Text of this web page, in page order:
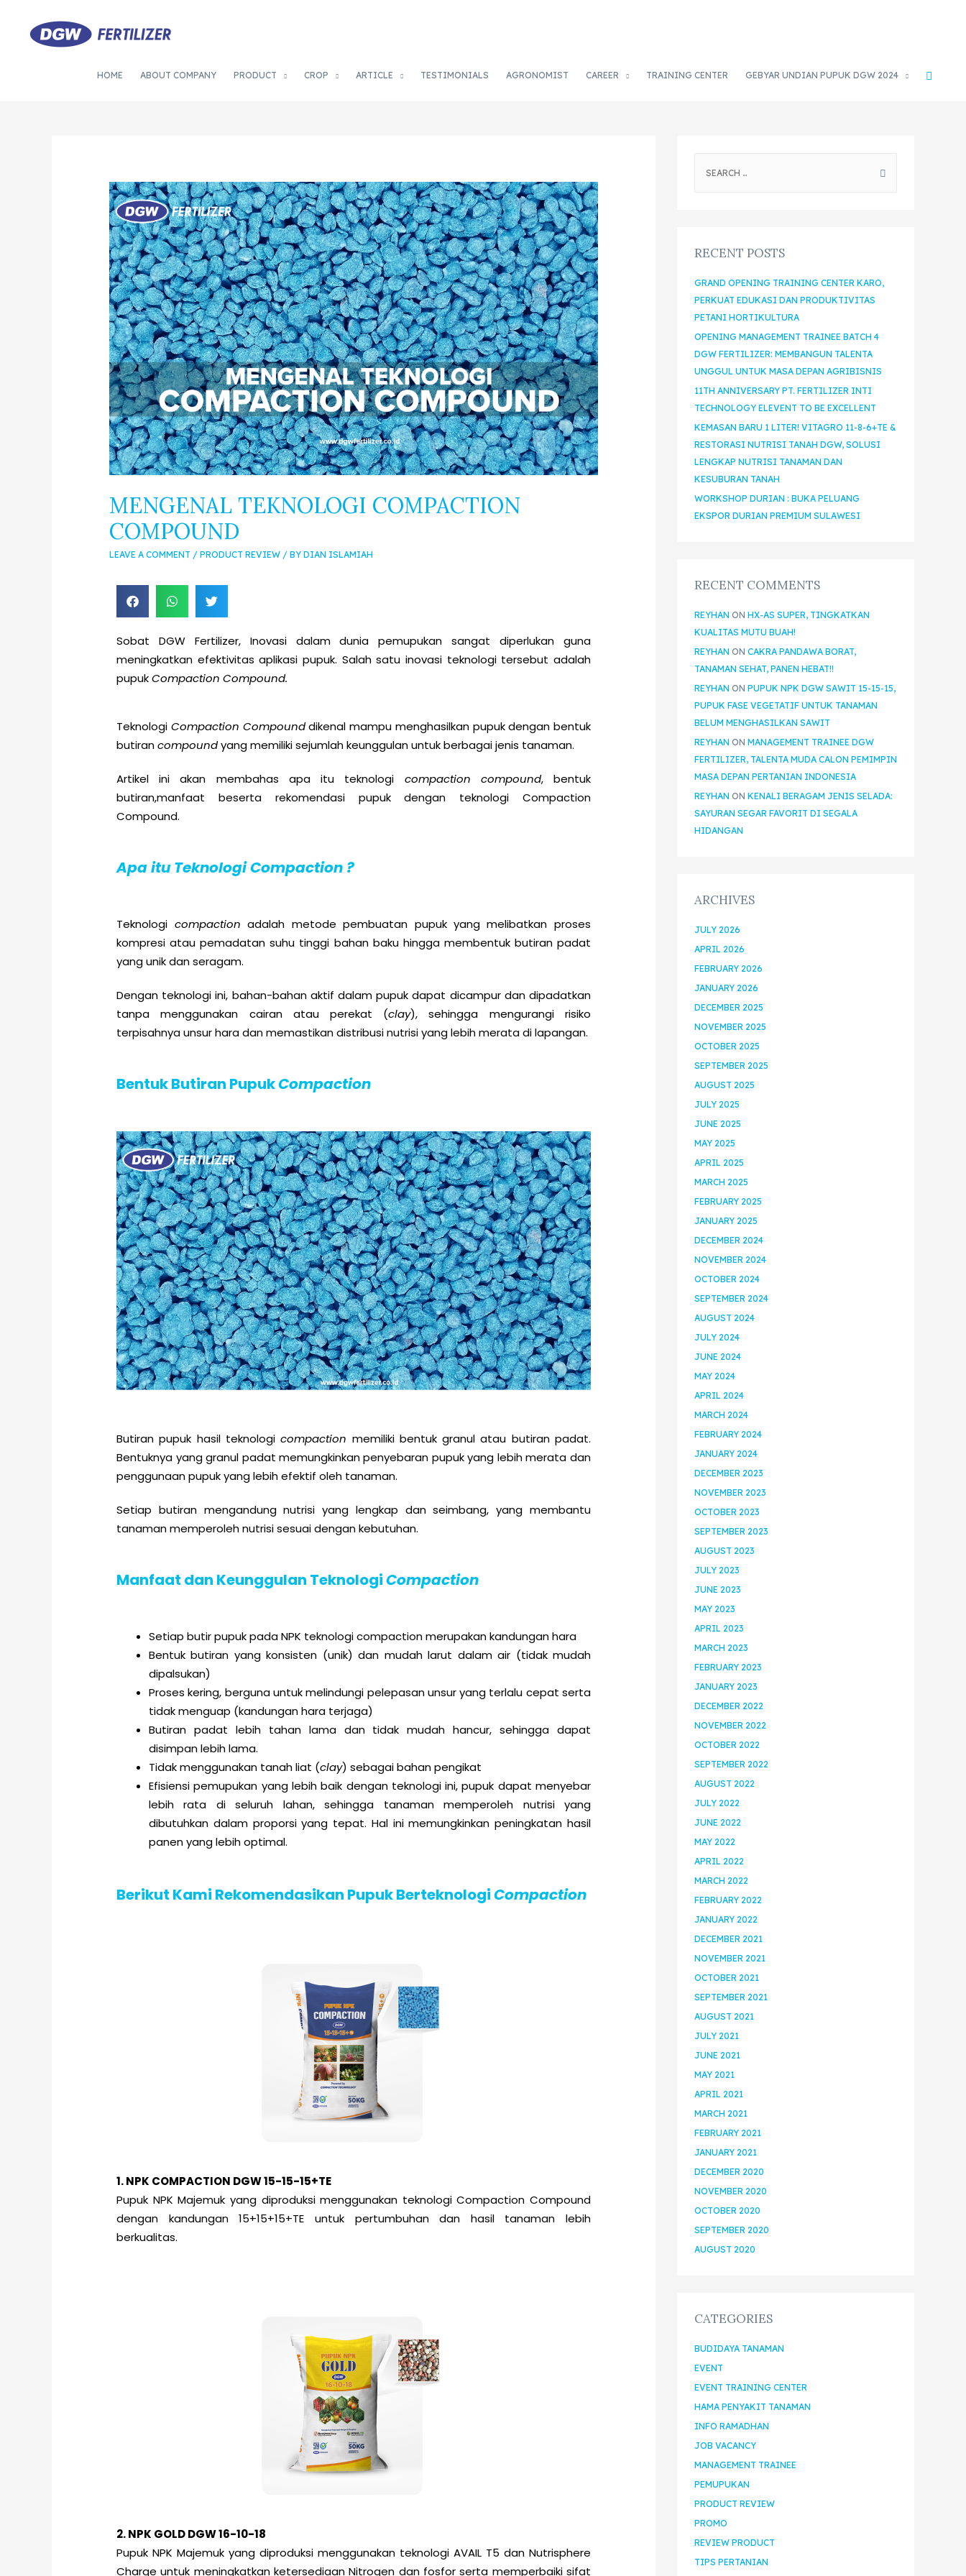
HOME ABOUT COMPANY PRODUCT CROP ARTICLE TESTIMONIALS AGRONOMIST CAREER TRAINING CENTER GEBYAR UNDIAN PUPUK DGW 2024
MENGENAL TEKNOLOGI COMPACTION
COMPOUND
LEAVE A COMMENT /PRODUCT REVIEW / BYDIAN ISLAMIAH
Sobat DGW Fertilizer, Inovasi dalam dunia pemupukan sangat diperlukan guna
meningkatkan efektivitas aplikasi pupuk. Salah satu inovasi teknologi tersebut adalah
pupukCompaction Compound.
Teknologi Compaction Compounddikenal mampu menghasilkan pupuk dengan bentuk
butirancompoundyang memiliki sejumlah keunggulan untuk berbagai jenis tanaman.
Artikel ini akan membahas apa itu teknologi compaction compound, bentuk
butiran,manfaat beserta rekomendasi pupuk dengan teknologi Compaction
Compound.
Apa itu Teknologi Compaction ?
Teknologi compaction adalah metode pembuatan pupuk yang melibatkan proses
kompresi atau pemadatan suhu tinggi bahan baku hingga membentuk butiran padat
yang unik dan seragam.
Dengan teknologi ini, bahan-bahan aktif dalam pupuk dapat dicampur dan dipadatkan
tanpa menggunakan cairan atau perekat (clay), sehingga mengurangi risiko
terpisahnya unsur hara dan memastikan distribusi nutrisi yang lebih merata di lapangan.
Bentuk Butiran PupukCompaction
Butiran pupuk hasil teknologicompaction memiliki bentuk granul atau butiran padat.
Bentuknya yang granul padat memungkinkan penyebaran pupuk yang lebih merata dan
penggunaan pupuk yang lebih efektif oleh tanaman.
Setiap butiran mengandung nutrisi yang lengkap dan seimbang, yang membantu
tanaman memperoleh nutrisi sesuai dengan kebutuhan.
Manfaat dan Keunggulan TeknologiCompaction
Setiap butir pupuk pada NPK teknologi compaction merupakan kandungan hara
Bentuk butiran yang konsisten (unik) dan mudah larut dalam air (tidak mudah
dipalsukan)
Proses kering, berguna untuk melindungi pelepasan unsur yang terlalu cepat serta
tidak menguap (kandungan hara terjaga)
Butiran padat lebih tahan lama dan tidak mudah hancur, sehingga dapat
disimpan lebih lama.
Tidak menggunakan tanah liat (clay) sebagai bahan pengikat
Efisiensi pemupukan yang lebih baik dengan teknologi ini, pupuk dapat menyebar
lebih rata di seluruh lahan, sehingga tanaman memperoleh nutrisi yang
dibutuhkan dalam proporsi yang tepat. Hal ini memungkinkan peningkatan hasil
panen yang lebih optimal.
Berikut Kami Rekomendasikan Pupuk BerteknologiCompaction
1. NPK COMPACTION DGW 15-15-15+TE
Pupuk NPK Majemuk yang diproduksi menggunakan teknologi Compaction Compound
dengan kandungan 15+15+15+TE untuk pertumbuhan dan hasil tanaman lebih
berkualitas.
2. NPK GOLD DGW 16-10-18
Pupuk NPK Majemuk yang diproduksi menggunakan teknologi AVAIL T5 dan Nutrisphere
Charge untuk meningkatkan ketersediaan Nitrogen dan fosfor serta memperbaiki sifat
RECENT POSTS
GRAND OPENING TRAINING CENTER KARO,
PERKUAT EDUKASI DAN PRODUKTIVITAS
PETANI HORTIKULTURA
OPENING MANAGEMENT TRAINEE BATCH 4
DGW FERTILIZER: MEMBANGUN TALENTA
UNGGUL UNTUK MASA DEPAN AGRIBISNIS
11TH ANNIVERSARY PT. FERTILIZER INTI
TECHNOLOGY ELEVENT TO BE EXCELLENT
KEMASAN BARU 1 LITER! VITAGRO 11-8-6+TE &
RESTORASI NUTRISI TANAH DGW, SOLUSI
LENGKAP NUTRISI TANAMAN DAN
KESUBURAN TANAH
WORKSHOP DURIAN : BUKA PELUANG
EKSPOR DURIAN PREMIUM SULAWESI
RECENT COMMENTS
REYHAN ON HX-AS SUPER, TINGKATKAN
KUALITAS MUTU BUAH!
REYHAN ON CAKRA PANDAWA BORAT,
TANAMAN SEHAT, PANEN HEBAT!!
REYHAN ON PUPUK NPK DGW SAWIT 15-15-15,
PUPUK FASE VEGETATIF UNTUK TANAMAN
BELUM MENGHASILKAN SAWIT
REYHAN ON MANAGEMENT TRAINEE DGW
FERTILIZER, TALENTA MUDA CALON PEMIMPIN
MASA DEPAN PERTANIAN INDONESIA
REYHAN ON KENALI BERAGAM JENIS SELADA:
SAYURAN SEGAR FAVORIT DI SEGALA
HIDANGAN
ARCHIVES
JULY 2026
APRIL 2026
FEBRUARY 2026
JANUARY 2026
DECEMBER 2025
NOVEMBER 2025
OCTOBER 2025
SEPTEMBER 2025
AUGUST 2025
JULY 2025
JUNE 2025
MAY 2025
APRIL 2025
MARCH 2025
FEBRUARY 2025
JANUARY 2025
DECEMBER 2024
NOVEMBER 2024
OCTOBER 2024
SEPTEMBER 2024
AUGUST 2024
JULY 2024
JUNE 2024
MAY 2024
APRIL 2024
MARCH 2024
FEBRUARY 2024
JANUARY 2024
DECEMBER 2023
NOVEMBER 2023
OCTOBER 2023
SEPTEMBER 2023
AUGUST 2023
JULY 2023
JUNE 2023
MAY 2023
APRIL 2023
MARCH 2023
FEBRUARY 2023
JANUARY 2023
DECEMBER 2022
NOVEMBER 2022
OCTOBER 2022
SEPTEMBER 2022
AUGUST 2022
JULY 2022
JUNE 2022
MAY 2022
APRIL 2022
MARCH 2022
FEBRUARY 2022
JANUARY 2022
DECEMBER 2021
NOVEMBER 2021
OCTOBER 2021
SEPTEMBER 2021
AUGUST 2021
JULY 2021
JUNE 2021
MAY 2021
APRIL 2021
MARCH 2021
FEBRUARY 2021
JANUARY 2021
DECEMBER 2020
NOVEMBER 2020
OCTOBER 2020
SEPTEMBER 2020
AUGUST 2020
CATEGORIES
BUDIDAYA TANAMAN
EVENT
EVENT TRAINING CENTER
HAMA PENYAKIT TANAMAN
INFO RAMADHAN
JOB VACANCY
MANAGEMENT TRAINEE
PEMUPUKAN
PRODUCT REVIEW
PROMO
REVIEW PRODUCT
TIPS PERTANIAN